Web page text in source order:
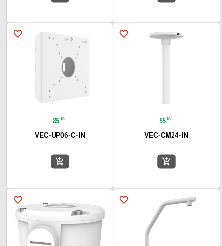
favorite_border
55 ₪
VEC-CM24-IN
add_shopping_cart
favorite_border
85 ₪
VEC-UP06-C-IN
add_shopping_cart
favorite_border
favorite_border